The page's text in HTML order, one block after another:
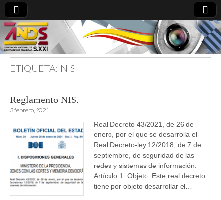
directoresdeseguridad.es
ETIQUETA: NIS
Reglamento NIS.
3 febrero, 2021
Real Decreto 43/2021, de 26 de
enero, por el que se desarrolla el
Real Decreto-ley 12/2018, de 7 de
septiembre, de seguridad de las
redes y sistemas de información.
Artículo 1. Objeto. Este real decreto
tiene por objeto desarrollar el…